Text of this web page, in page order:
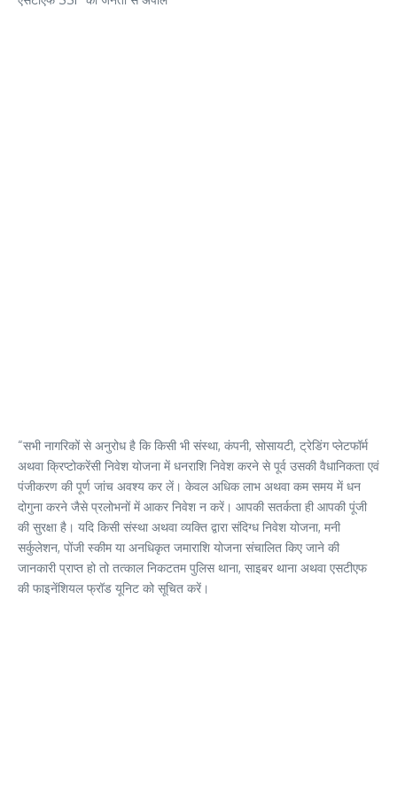
“सभी नागरिकों से अनुरोध है कि किसी भी संस्था, कंपनी, सोसायटी, ट्रेडिंग प्लेटफॉर्म
अथवा क्रिप्टोकरेंसी निवेश योजना में धनराशि निवेश करने से पूर्व उसकी वैधानिकता एवं
पंजीकरण की पूर्ण जांच अवश्य कर लें। केवल अधिक लाभ अथवा कम समय में धन
दोगुना करने जैसे प्रलोभनों में आकर निवेश न करें। आपकी सतर्कता ही आपकी पूंजी
की सुरक्षा है। यदि किसी संस्था अथवा व्यक्ति द्वारा संदिग्ध निवेश योजना, मनी
सर्कुलेशन, पोंजी स्कीम या अनधिकृत जमाराशि योजना संचालित किए जाने की
जानकारी प्राप्त हो तो तत्काल निकटतम पुलिस थाना, साइबर थाना अथवा एसटीएफ
की फाइनेंशियल फ्रॉड यूनिट को सूचित करें।